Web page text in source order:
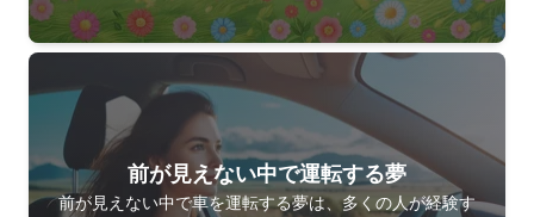
前が見えない中で運転する夢
前が見えない中で車を運転する夢は、多くの人が経験す